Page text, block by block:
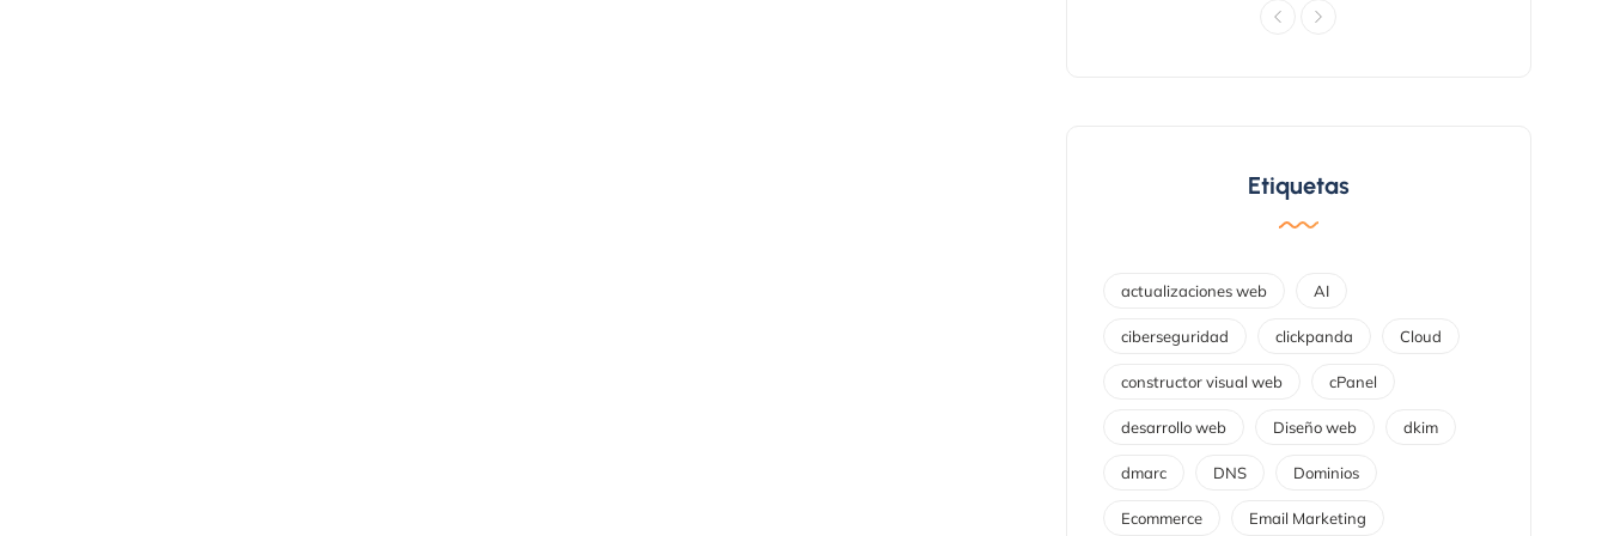
Etiquetas
actualizaciones web AI
ciberseguridad clickpanda Cloud
constructor visual web cPanel
desarrollo web Diseño web dkim
dmarc DNS Dominios
Ecommerce Email Marketing